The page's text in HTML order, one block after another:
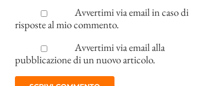
Avvertimi via email in caso di
risposte al mio commento.
Avvertimi via email alla
pubblicazione di un nuovo articolo.